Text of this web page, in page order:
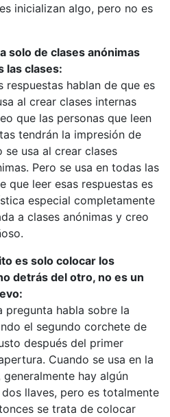
inicializan algo, pero no es
solo de clases anónimas
las clases:
respuestas hablan de que es
al crear clases internas
que las personas que leen
tendrán la impresión de
se usa al crear clases
Pero se usa en todas las
que leer esas respuestas es
especial completamente
a clases anónimas y creo
es solo colocar los
detrás del otro, no es un
pregunta habla sobre la
el segundo corchete de
después del primer
Cuando se usa en la
generalmente hay algún
llaves, pero es totalmente
se trata de colocar